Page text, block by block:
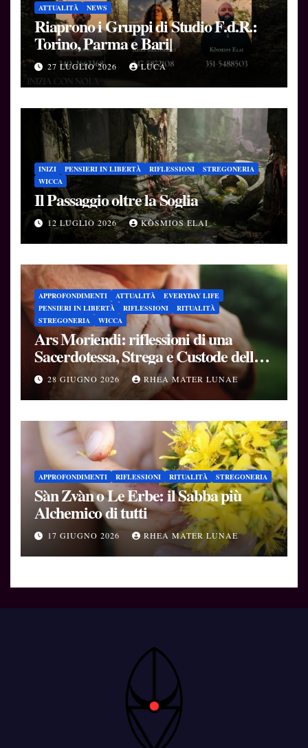
ATTUALITÀ NEWS
Riaprono i Gruppi di Studio F.d.R.:
Torino, Parma e Bari|
27 LUGLIO 2026 LUCA
INIZI PENSIERI IN LIBERTÀ RIFLESSIONI
STREGONERIA
WICCA
Il Passaggio oltre la Soglia
12 LUGLIO 2026 KÒSMIOS ELAI
APPROFONDIMENTI ATTUALITÀ
EVERYDAY LIFE
PENSIERI IN LIBERTÀ
RIFLESSIONI
RITUALITÀ
STREGONERIA
WICCA
Ars Moriendi: riflessioni di una
Sacerdotessa, Strega e Custode delle
Soglie
28 GIUGNO 2026 RHEA MATER LUNAE
APPROFONDIMENTI RIFLESSIONI RITUALITÀ STREGONERIA
Sàn Zvàn o Le Erbe: il Sabba più
Alchemico di tutti
17 GIUGNO 2026 RHEA MATER LUNAE